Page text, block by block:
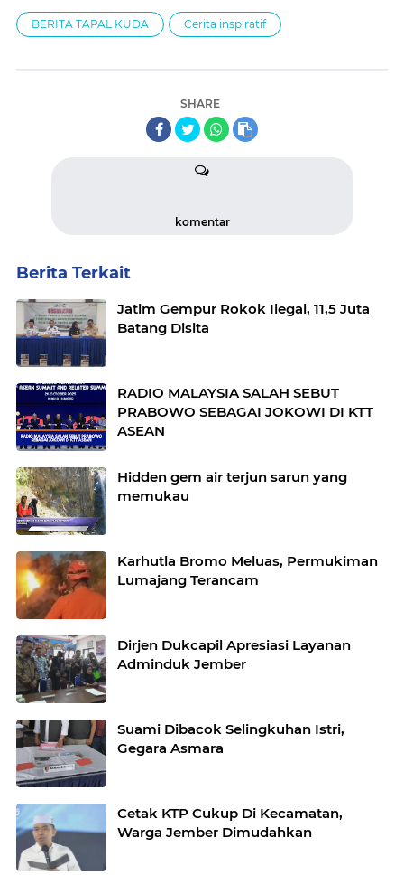
BERITA TAPAL KUDA Cerita inspiratif
SHARE
komentar
Berita Terkait
Jatim Gempur Rokok Ilegal, 11,5 Juta
Batang Disita
RADIO MALAYSIA SALAH SEBUT
PRABOWO SEBAGAI JOKOWI DI KTT
ASEAN
Hidden gem air terjun sarun yang
memukau
Karhutla Bromo Meluas, Permukiman
Lumajang Terancam
Dirjen Dukcapil Apresiasi Layanan
Adminduk Jember
Suami Dibacok Selingkuhan Istri,
Gegara Asmara
Cetak KTP Cukup Di Kecamatan,
Warga Jember Dimudahkan